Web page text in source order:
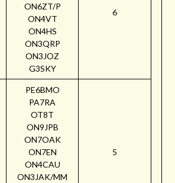
ON6ZT/P
ON4VT
ON4HS
ON3QRP
ON3JOZ
G3SKY
6
PE6BMO
PA7RA
OT8T
ON9JPB
ON7OAK
ON7EN
ON4CAU
ON3JAK/MM
5